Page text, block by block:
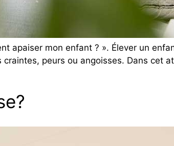
apaiser mon enfant ? ». Élever un
peurs ou angoisses. Dans cet